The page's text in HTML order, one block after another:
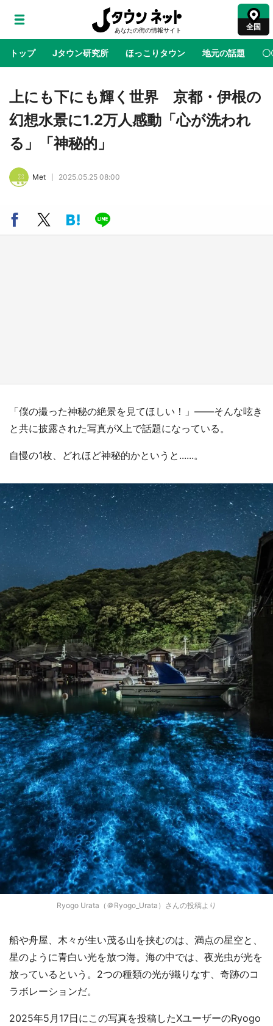
全国
トップ Jタウン研究所 ほっこりタウン 地元の話題 〇
地域×二次元 絶景 あの時はありがとう 物語がはじ
鳥取・境港「ゲゲゲの妖怪楽園」限定だった鬼
太郎グッズ買える 銀座・博品館TOY PARKへ
【7／31～1／31】
上にも下にも輝く世界 京都・伊根の
幻想水景に1.2万人感動「心が洗われ
る」「神秘的」
Met 2025.05.25 08:00
「僕の撮った神秘の絶景を見てほしい！」――そんな呟き
と共に披露された写真がX上で話題になっている。
自慢の1枚、どれほど神秘的かというと......。
Ryogo Urata（＠Ryogo_Urata）さんの投稿より
船や舟屋、木々が生い茂る山を挟むのは、満点の星空と、
星のように青白い光を放つ海。海の中では、夜光虫が光を
放っているという。2つの種類の光が織りなす、奇跡のコ
ラボレーションだ。
2025年5月17日にこの写真を投稿したXユーザーのRyogo